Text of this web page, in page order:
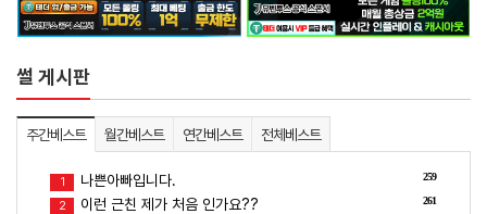
썰 게시판
주간베스트 월간베스트 연간베스트 전체베스트
259
1 나쁜아빠입니다.
261
2 이런 근친 제가 처음 인가요??